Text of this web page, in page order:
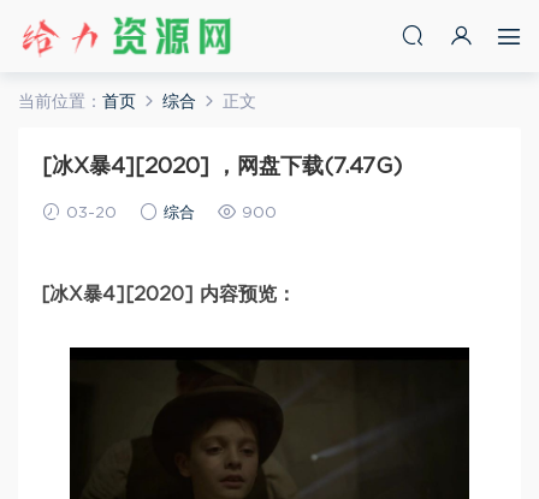
当前位置： 首页 综合 正文
[冰X暴4][2020] ，网盘下载(7.47G)
03-20 综合 900
[冰X暴4][2020] 内容预览：